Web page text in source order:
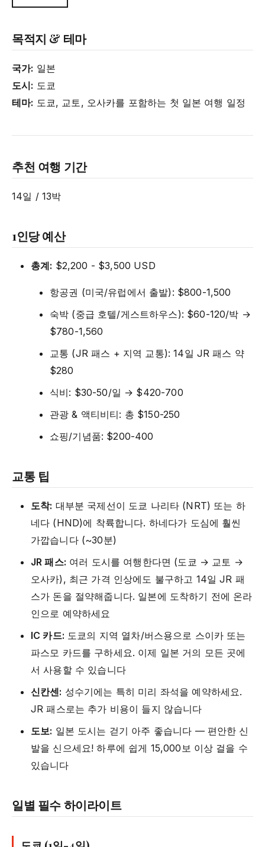
목적지 & 테마
국가: 일본
도시: 도쿄
테마: 도쿄, 교토, 오사카를 포함하는 첫 일본 여행 일정
추천 여행 기간
14일 / 13박
1인당 예산
총계: $2,200 - $3,500 USD
항공권 (미국/유럽에서 출발): $800-1,500
숙박 (중급 호텔/게스트하우스): $60-120/박 →
$780-1,560
교통 (JR 패스 + 지역 교통): 14일 JR 패스 약
$280
식비: $30-50/일 → $420-700
관광 & 액티비티: 총 $150-250
쇼핑/기념품: $200-400
교통 팁
도착: 대부분 국제선이 도쿄 나리타 (NRT) 또는 하
네다 (HND)에 착륙합니다. 하네다가 도심에 훨씬
가깝습니다 (~30분)
JR 패스: 여러 도시를 여행한다면 (도쿄 → 교토 →
오사카), 최근 가격 인상에도 불구하고 14일 JR 패
스가 돈을 절약해줍니다. 일본에 도착하기 전에 온라
인으로 예약하세요
IC 카드: 도쿄의 지역 열차/버스용으로 스이카 또는
파스모 카드를 구하세요. 이제 일본 거의 모든 곳에
서 사용할 수 있습니다
신칸센: 성수기에는 특히 미리 좌석을 예약하세요.
JR 패스로는 추가 비용이 들지 않습니다
도보: 일본 도시는 걷기 아주 좋습니다 — 편안한 신
발을 신으세요! 하루에 쉽게 15,000보 이상 걸을 수
있습니다
일별 필수 하이라이트